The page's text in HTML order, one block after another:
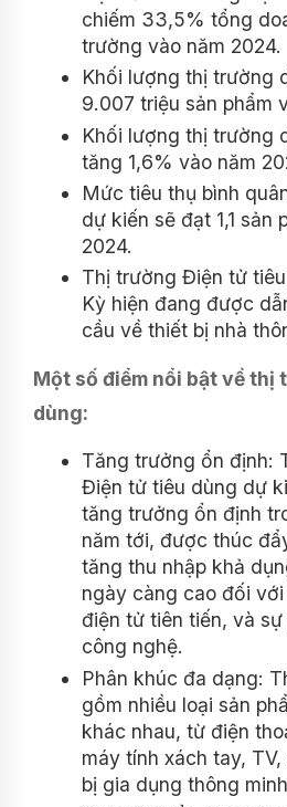
chiếm 33,5% tổng
trường vào năm 2024.
Khối lượng thị trường
9.007 triệu sản phẩm
Khối lượng thị trường
tăng 1,6% vào năm
Mức tiêu thụ bình
dự kiến ​​​​sẽ đạt 1,1 sản
2024.
Thị trường Điện tử
Kỳ hiện đang được
cầu về thiết bị nhà
Một số điểm nổi bật về
dùng:
Tăng trưởng ổn định:
Điện tử tiêu dùng dự
tăng trưởng ổn định
năm tới, được thúc
tăng thu nhập khả
ngày càng cao đối
điện tử tiên tiến, và
công nghệ.
Phân khúc đa dạng:
gồm nhiều loại sản
khác nhau, từ điện
máy tính xách tay,
bị gia dụng thông